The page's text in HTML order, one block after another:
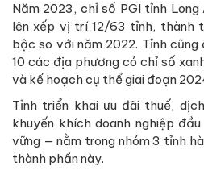
Năm 2023, chỉ số PGI tỉnh
lên xếp vị trí 12/63 tỉnh, thành
bậc so với năm 2022. Tỉnh
10 các địa phương có chỉ số
và kế hoạch cụ thể giai đoạn
Tỉnh triển khai ưu đãi thuế,
khuyến khích doanh nghiệp
vững — nằm trong nhóm 3 tỉnh
thành phần này.